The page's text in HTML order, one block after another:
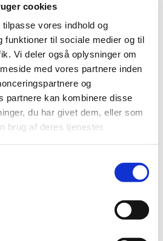
cookies
vores indhold og
funktioner til sociale medier og til
Vi deler også oplysninger om
med vores partnere inden
og
partnere kan kombinere disse
du har givet dem, eller som
brug af deres tjenester.
71 50 03
US TODAY
YOUR IDEA